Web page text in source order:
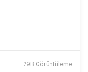
29B Görüntüleme